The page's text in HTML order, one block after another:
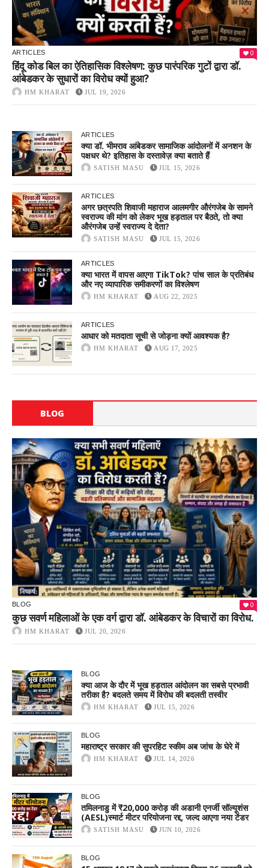
ARTICLES 0
हिंदू कोड बिल का ऐतिहासिक विश्लेषण: कुछ पारंपरिक गुटों द्वारा डॉ.
आंबेडकर के सुधारों का विरोध क्यों हुआ?
HM KHARAT JUL 19, 2026
ARTICLES
क्या डॉ. भीमराव आंबेडकर सामाजिक आंदोलनों में अनशन के
पक्षधर थे? इतिहास के दस्तावेज़ क्या बताते हैं
SATISH MASU JUL 15, 2026
ARTICLES
अगर छत्रपति शिवाजी महाराज आलमगीर औरंगजेब के सामने
स्वराज्य की मांग को लेकर भूख हड़ताल पर बैठते, तो क्या
औरंगजेब उन्हें स्वराज्य दे देता?
SATISH MASU JUL 15, 2026
ARTICLES
क्या भारत में वापस आएगा TikTok? पांच साल के प्रतिबंध
और नए व्यापारिक समीकरणों का विश्लेषण
HM KHARAT AUG 22, 2025
ARTICLES
आधार को मतदाता सूची से जोड़ना क्यों आवश्यक है?
HM KHARAT AUG 17, 2025
BLOG
BLOG 0
कुछ सवर्ण महिलाओं के एक वर्ग द्वारा डॉ. आंबेडकर के विचारों का विरोध.
HM KHARAT JUL 20, 2026
BLOG
क्या आज के दौर में भूख हड़ताल आंदोलन का सबसे प्रभावी
तरीका है? बदलते समय में विरोध की बदलती तस्वीर
HM KHARAT JUL 15, 2026
BLOG
महाराष्ट्र सरकार की सुपरहिट स्कीम अब जांच के घेरे में
HM KHARAT JUL 14, 2026
BLOG
तमिलनाडु में ₹20,000 करोड़ की अडानी एनर्जी सॉल्यूशंस
(AESL)स्मार्ट मीटर परियोजना रद्द, जल्द आएगा नया टेंडर
SATISH MASU JUN 10, 2026
BLOG